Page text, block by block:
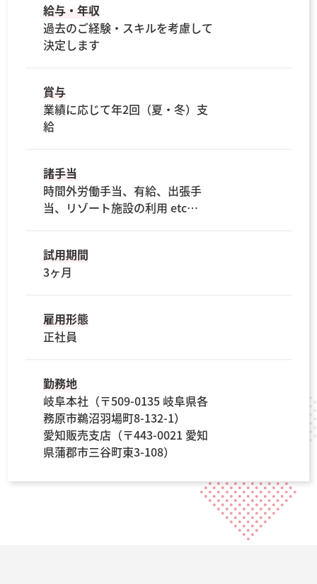
給与・年収
過去のご経験・スキルを考慮して
決定します
賞与
業績に応じて年2回（夏・冬）支
給
諸手当
時間外労働手当、有給、出張手
当、リゾート施設の利用 etc…
試用期間
3ヶ月
雇用形態
正社員
勤務地
岐阜本社（〒509-0135 岐阜県各
務原市鵜沼羽場町8-132-1）
愛知販売支店（〒443-0021 愛知
県蒲郡市三谷町東3-108）